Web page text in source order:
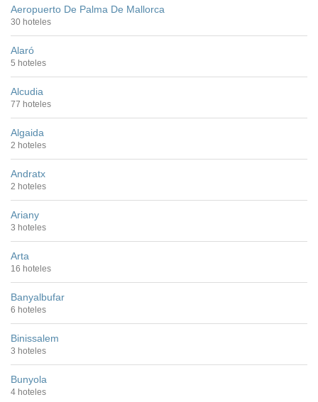
Aeropuerto De Palma De Mallorca
30 hoteles
Alaró
5 hoteles
Alcudia
77 hoteles
Algaida
2 hoteles
Andratx
2 hoteles
Ariany
3 hoteles
Arta
16 hoteles
Banyalbufar
6 hoteles
Binissalem
3 hoteles
Bunyola
4 hoteles